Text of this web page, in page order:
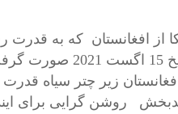
از افغانستان که به قدرت
وشکست دستگاهی
افغانستان زیر چتر سیاه
روشن گرایی برای